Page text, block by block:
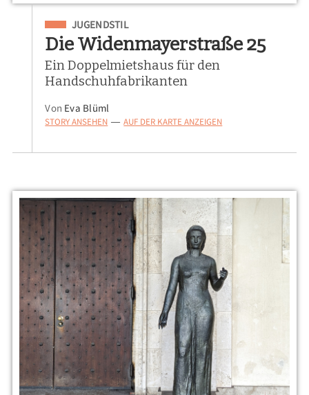
Eingeordnet unter
JUGENDSTIL
Die Widenmayerstraße 25
Ein Doppelmietshaus für den
Handschuhfabrikanten
Von Eva Blüml
STORY ANSEHEN — AUF DER KARTE ANZEIGEN